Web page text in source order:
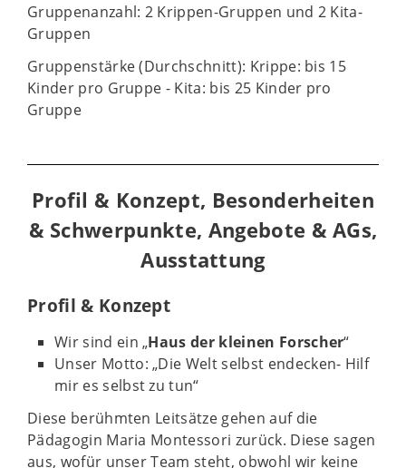
Gruppenanzahl: 2 Krippen-Gruppen und 2 Kita-
Gruppen
Gruppenstärke (Durchschnitt): Krippe: bis 15
Kinder pro Gruppe - Kita: bis 25 Kinder pro
Gruppe
Profil & Konzept, Besonderheiten
& Schwerpunkte, Angebote & AGs,
Ausstattung
Profil & Konzept
Wir sind ein „Haus der kleinen Forscher“
Unser Motto: „Die Welt selbst endecken- Hilf
mir es selbst zu tun“
Diese berühmten Leitsätze gehen auf die
Pädagogin Maria Montessori zurück. Diese sagen
aus, wofür unser Team steht, obwohl wir keine